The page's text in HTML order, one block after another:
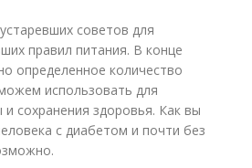
советов для
правил питания. В конце
определенное количество
использовать для
сохранения здоровья. Как вы
с диабетом и почти без